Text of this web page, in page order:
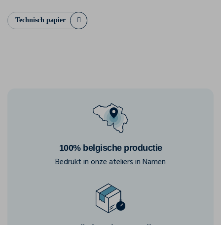
Technisch papier
100% belgische productie
Bedrukt in onze ateliers in Namen